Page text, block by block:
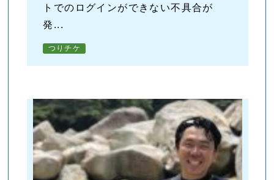
トでのログインができない不具合が
発...
つりチケ